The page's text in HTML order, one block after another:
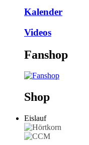
Kalender
Videos
Fanshop
Shop
Eislauf